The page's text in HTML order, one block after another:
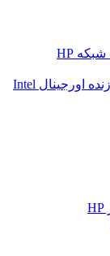
خرید و قیمت CPU سرور HP | پردازنده اورجینال Intel